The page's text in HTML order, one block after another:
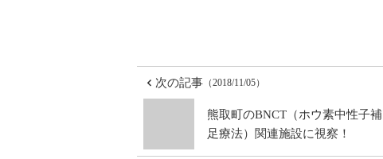
次の記事 （2018/11/05）
熊取町のBNCT（ホウ素中性子補
足療法）関連施設に視察！